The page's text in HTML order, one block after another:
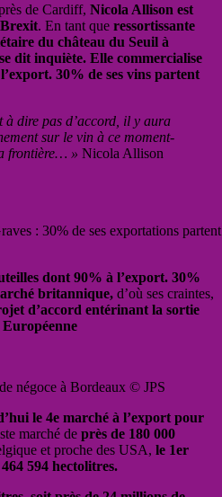
de Cardiff, Nicola Allison est
. En tant que ressortissante
du château du Seuil à
dit inquiète. Elle commercialise
30% de ses vins partent
à dire pas d’accord, il y aura
sur le vin à ce moment-
frontière… » Nicola Allison
: 30% de ses exportations
dont 90% à l’export. 30%
britannique, d’où ses craintes,
d’accord entérinant la sortie
négoce à Bordeaux © JPS
le 4e marché à l’export pour
marché de près de 180 000
et proche des USA, le 1er
594 hectolitres.